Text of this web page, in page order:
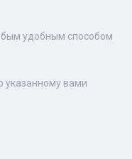
удобным способом
указанному вами